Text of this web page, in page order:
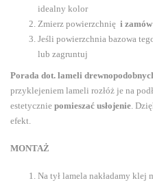
idealny kolor
Zmierz powierzchnię i zamów
Jeśli powierzchnia bazowa
lub zagruntuj
Porada dot. lameli
przyklejeniem lameli rozłóż je na
estetycznie pomieszać usłojenie.
efekt.
MONTAŻ
Na tył lamela nakładamy klej